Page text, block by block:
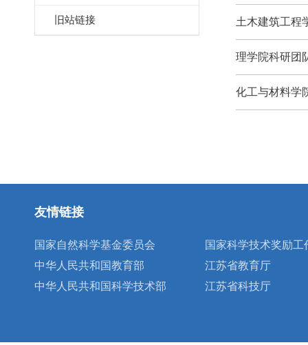
旧站链接 土木建筑工程
理学院科研团
化工与材料学
友情链接
国家自然科学基金委员会
国家科学技术奖励工
中华人民共和国教育部
江苏省教育厅
中华人民共和国科学技术部
江苏省科技厅